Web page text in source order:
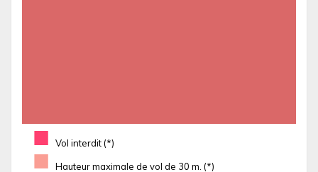
■ Vol interdit (*)
■ Hauteur maximale de vol de 30 m. (*)